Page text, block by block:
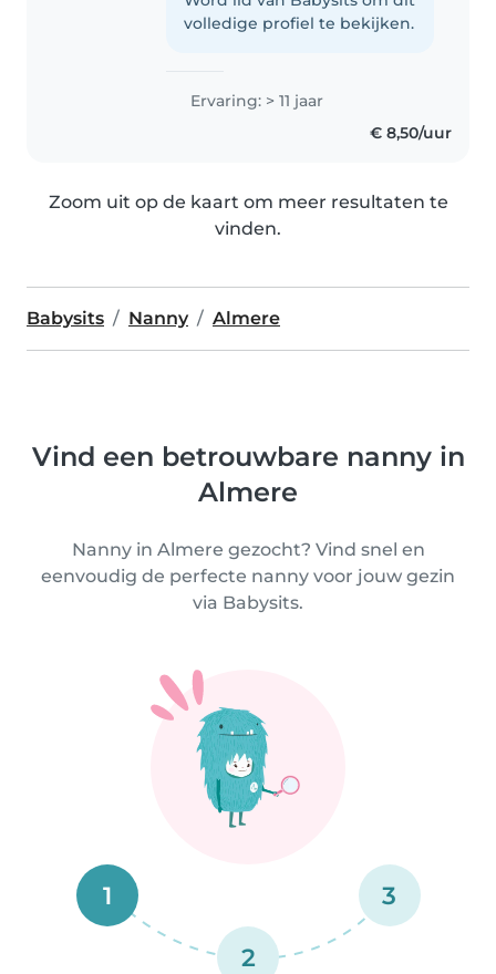
volledige profiel te bekijken.
Ervaring: > 11 jaar
€ 8,50/uur
Zoom uit op de kaart om meer resultaten te
vinden.
Babysits Nanny Almere
Vind een betrouwbare nanny in
Almere
Nanny in Almere gezocht? Vind snel en
eenvoudig de perfecte nanny voor jouw gezin
via Babysits.
1
2
3